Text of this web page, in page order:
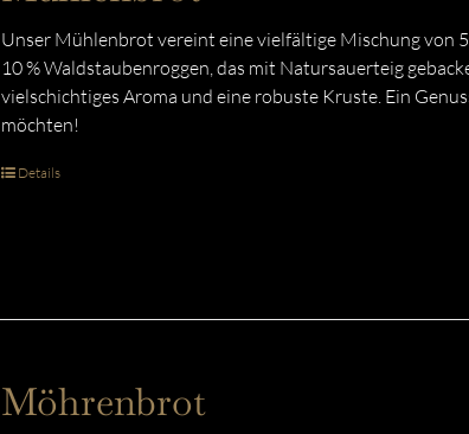
Unser Mühlenbrot vereint eine vielfältige Mischung von
10 % Waldstaubenroggen, das mit Natursauerteig
vielschichtiges Aroma und eine robuste Kruste. Ein
möchten!
Details
Möhrenbrot